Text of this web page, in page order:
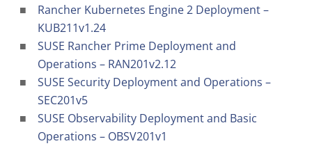
Rancher Kubernetes Engine 2 Deployment –
KUB211v1.24
SUSE Rancher Prime Deployment and
Operations – RAN201v2.12
SUSE Security Deployment and Operations –
SEC201v5
SUSE Observability Deployment and Basic
Operations – OBSV201v1